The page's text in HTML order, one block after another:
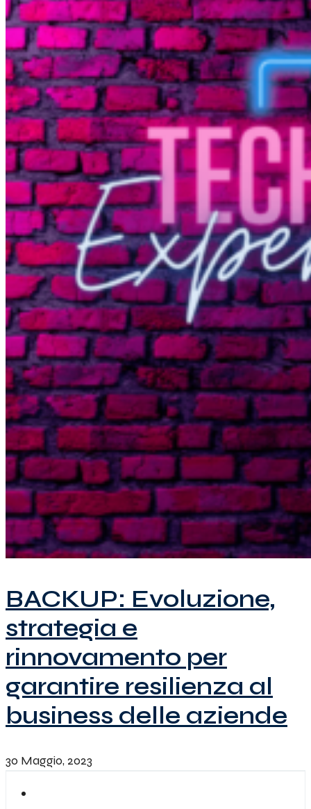
BACKUP: Evoluzione,
strategia e
rinnovamento per
garantire resilienza al
business delle aziende
30 Maggio, 2023